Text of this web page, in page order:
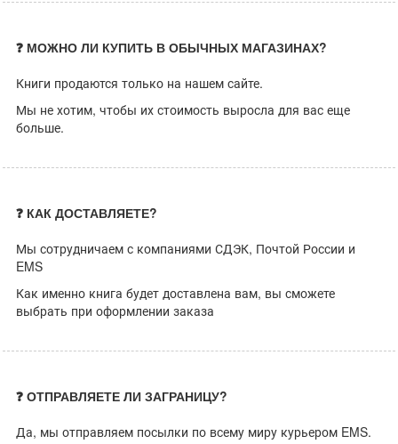
❓ МОЖНО ЛИ КУПИТЬ В ОБЫЧНЫХ МАГАЗИНАХ?
Книги продаются только на нашем сайте.
Мы не хотим, чтобы их стоимость выросла для вас еще
больше.
❓ КАК ДОСТАВЛЯЕТЕ?
Мы сотрудничаем с компаниями СДЭК, Почтой России и
EMS
Как именно книга будет доставлена вам, вы сможете
выбрать при оформлении заказа
❓ ОТПРАВЛЯЕТЕ ЛИ ЗАГРАНИЦУ?
Да, мы отправляем посылки по всему миру курьером EMS.